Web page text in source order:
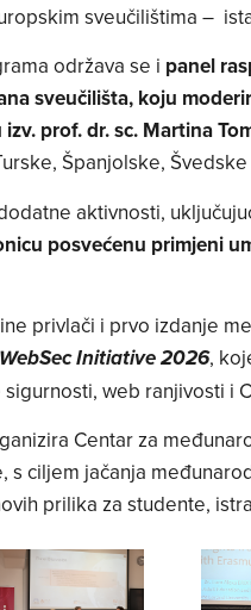
sveučilištima –
održava se i panel
sveučilišta, koju
prof. dr. sc. Martina
Španjolske, Švedske
aktivnosti,
posvećenu primjeni
privlači i prvo izdanje
Initiative 2026,
web ranjivosti i
Centar za
s ciljem jačanja
prilika za studente,